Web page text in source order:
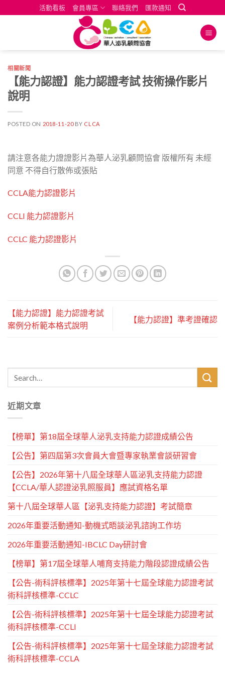
to
活動看板 會員專區 聯絡我們 匯款通知
相關新聞
【能力認證】能力認證考試 技術操作影片
說明
POSTED ON 2018-11-20BY CLCA
請注意各能力證證影片為華人泌乳顧問協會 版權所有 未經
同意 不得自行散佈或張貼
CCLA能力認證影片
CCLI 能力認證影片
CCLC 能力認證影片
【能力認證】能力認證考試
案例分析範本格式說明
【能力認證】準考證確認
近期文章
【榜單】第18屆全球華人泌乳支持能力認證成績公告
【公告】第四屆第3次會員大會暨專家執業會談研習會
【公告】2026年第十八屆全球華人區泌乳支持能力認證
【CCLA/華人認證泌乳照服員】應試資格名單
第十八屆全球華人區【泌乳支持能力認證】考試簡章
2026年重要活動通知-動機式晤談泌乳諮詢工作坊
2026年重要活動通知-IBCLC Day研討會
【榜單】第17屆全球華人哺育支持能力階段認證成績公告
【公告-術科評核標準】2025年第十七屆全球能力認證考試
術科評核標準-CCLC
【公告-術科評核標準】2025年第十七屆全球能力認證考試
術科評核標準-CCLI
【公告-術科評核標準】2025年第十七屆全球能力認證考試
術科評核標準-CCLA